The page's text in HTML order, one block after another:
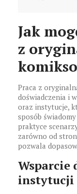
Jak
z
Praca z
doświadczenia i
oraz instytucje,
sposób
praktyce
zarówno od
pozwala
Wsparcie
instytucji